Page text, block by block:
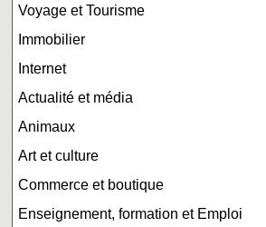
Voyage et Tourisme
Immobilier
Internet
Actualité et média
Animaux
Art et culture
Commerce et boutique
Enseignement, formation et Emploi